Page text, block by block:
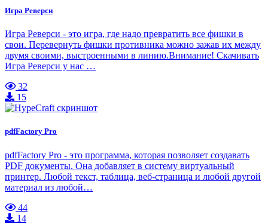
Игра Реверси
Игра Реверси - это игра, где надо превратить все фишки в
свои. Перевернуть фишки противника можно зажав их между
двумя своими, выстроенными в линию.Внимание! Скачивать
Игра Реверси у нас …
32
15
pdfFactory Pro
pdfFactory Pro - это программа, которая позволяет создавать
PDF документы. Она добавляет в систему виртуальный
принтер. Любой текст, таблица, веб-страница и любой другой
материал из любой…
44
14